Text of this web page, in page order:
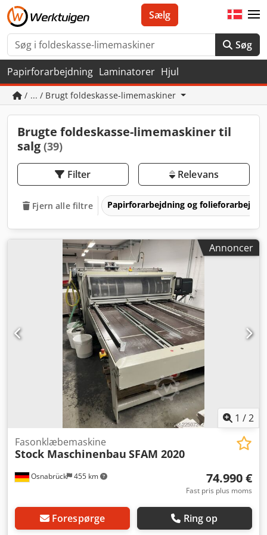
Søg
Sælg
Papirforarbejdning Laminatorer Hjul
/ ... / Brugt foldeskasse-limemaskiner
Brugte foldeskasse-limemaskiner til
salg (39)
Filter Relevans
Fjern alle filtre Papirforarbejdning og
Annoncer
1 /2
Osnabrück 455 km
Fasonklæbemaskine
Stock Maschinenbau SFAM 2020
74.990 €
Fast pris plus moms
Forespørge Ring op